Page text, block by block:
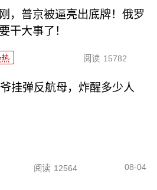
，普京被逼亮出底牌！俄罗
干大事了！
阅读 15782
挂弹反航母，炸醒多少人
阅读 12564 08-04